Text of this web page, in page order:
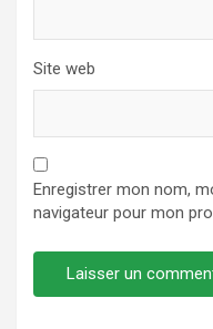
Site web
Enregistrer mon nom,
navigateur pour mon